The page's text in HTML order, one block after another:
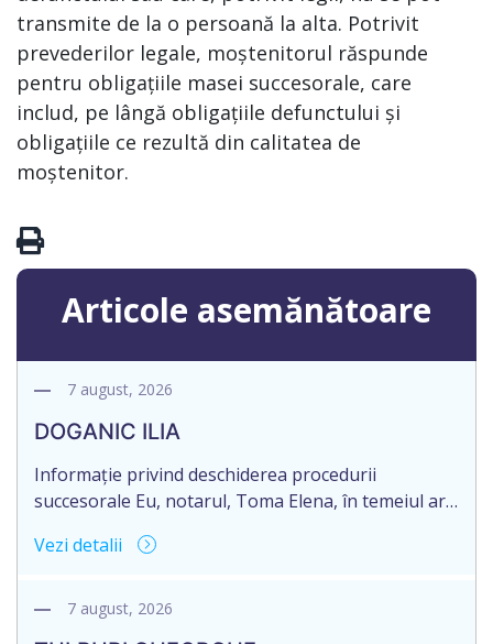
transmite de la o persoană la alta. Potrivit
prevederilor legale, moștenitorul răspunde
pentru obligațiile masei succesorale, care
includ, pe lângă obligațiile defunctului și
obligațiile ce rezultă din calitatea de
moștenitor.
Articole asemănătoare
7 august, 2026
DOGANIC ILIA
Informație privind deschiderea procedurii
succesorale Eu, notarul, Toma Elena, în temeiul art.
notific Moștenitorii/ persoană care are un interes
notariale în urma decesului cet. DOGANIC ILIA,
Vezi detalii
7 august, 2026